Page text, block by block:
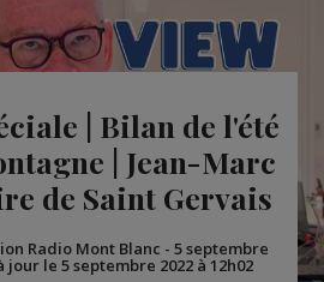
| Bilan de l'été
| Jean-Marc
de Saint Gervais
Radio Mont Blanc - 5 septembre
jour le 5 septembre 2022 à 12h02